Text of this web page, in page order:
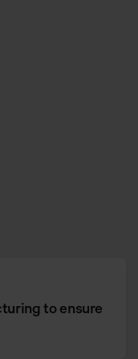
to ensure